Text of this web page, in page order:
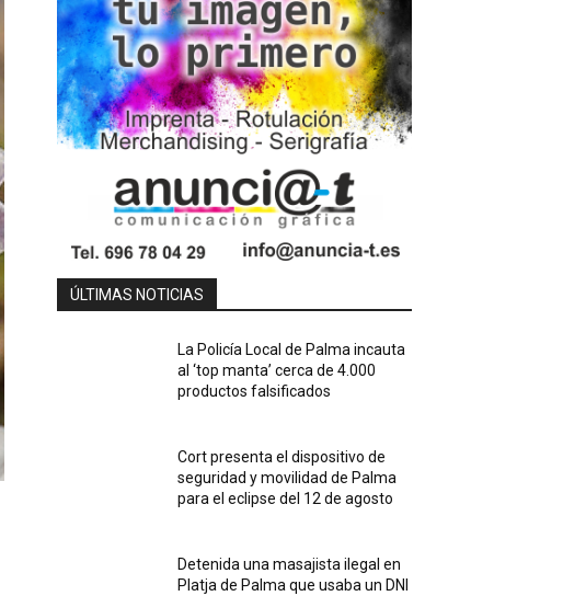
ÚLTIMAS NOTICIAS
La Policía Local de Palma incauta
al ‘top manta’ cerca de 4.000
productos falsificados
Cort presenta el dispositivo de
seguridad y movilidad de Palma
para el eclipse del 12 de agosto
Detenida una masajista ilegal en
Platja de Palma que usaba un DNI